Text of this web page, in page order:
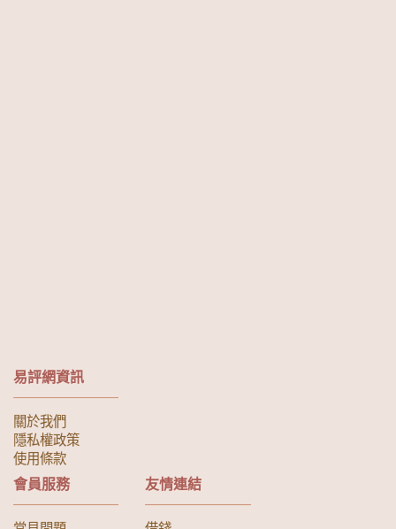
易評網資訊
關於我們
隱私權政策
使用條款
會員服務 友情連結